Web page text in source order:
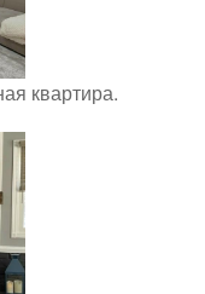
квартира.